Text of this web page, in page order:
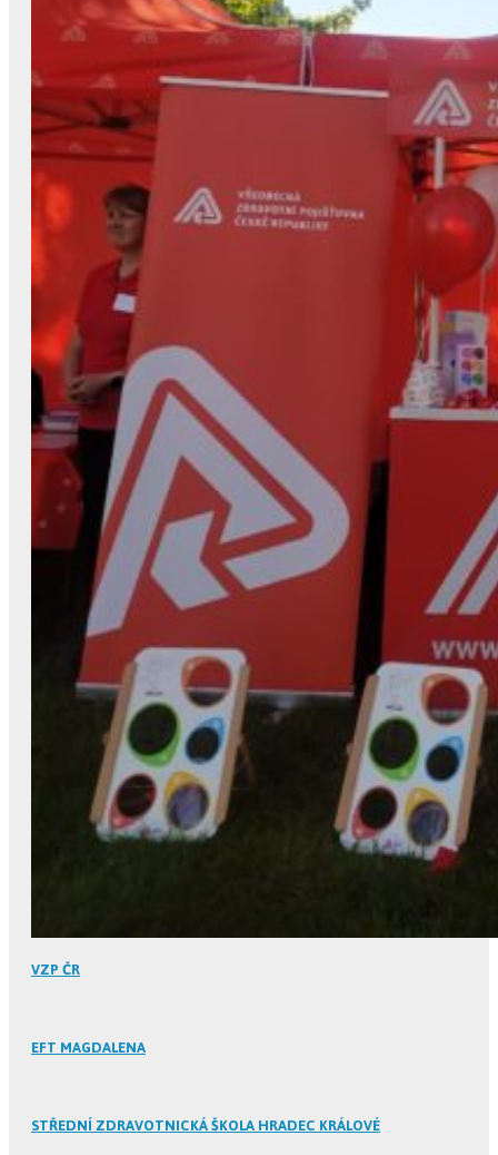
VZP ČR
EFT MAGDALENA
STŘEDNÍ ZDRAVOTNICKÁ ŠKOLA HRADEC KRÁLOVÉ